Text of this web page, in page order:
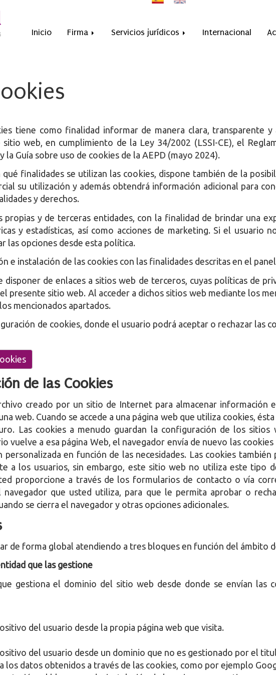
Inicio Firma Servicios jurídicos Internacional
tiene como finalidad informar de manera clara, transparente
web, en cumplimiento de la Ley 34/2002 (LSSI-CE), el
la Guía sobre uso de cookies de la AEPD (mayo 2024).
finalidades se utilizan las cookies, dispone también de la
su utilización y además obtendrá información adicional para
y derechos.
y de terceras entidades, con la finalidad de brindar una
y estadísticas, así como acciones de marketing. Si el usuario
las opciones desde esta política.
e instalación de las cookies con las finalidades descritas en el
disponer de enlaces a sitios web de terceros, cuyas políticas de
presente sitio web. Al acceder a dichos sitios web mediante los
mencionados apartados.
de cookies, donde el usuario podrá aceptar o rechazar las
de las Cookies
creado por un sitio de Internet para almacenar información
web. Cuando se accede a una página web que utiliza cookies,
Las cookies a menudo guardan la configuración de los
vuelve a esa página Web, el navegador envía de nuevo las
en función de las necesidades. Las cookies
a los usuarios, sin embargo, este sitio web no utiliza este tipo
proporcione a través de los formularios de contacto o vía
que usted utiliza, para que le permita aprobar o
se cierra el navegador y otras opciones adicionales.
de forma global atendiendo a tres bloques en función del ámbito
que las gestione
gestiona el dominio del sitio web desde donde se envían las
del usuario desde la propia página web que visita.
del usuario desde un dominio que no es gestionado por el
los datos obtenidos a través de las cookies, como por ejemplo